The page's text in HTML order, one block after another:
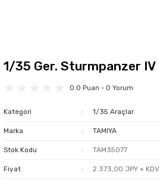
1/35 Ger. Sturmpanzer IV
0.0 Puan - 0 Yorum
Kategori 1/35 Araçlar
Marka TAMIYA
Stok Kodu TAM35077
Fiyat 2.373,00 JPY + KDV